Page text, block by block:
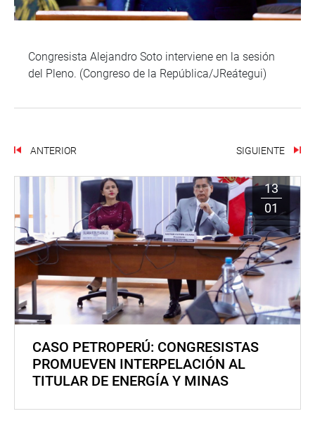
Congresista Alejandro Soto interviene en la sesión
del Pleno. (Congreso de la República/JReátegui)
ANTERIOR SIGUIENTE
13
01
CASO PETROPERÚ: CONGRESISTAS
PROMUEVEN INTERPELACIÓN AL
TITULAR DE ENERGÍA Y MINAS